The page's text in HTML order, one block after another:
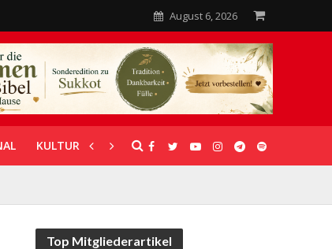
August 6, 2026
KULTUR UNTERSTÜTZUNG
Top Mitgliederartikel